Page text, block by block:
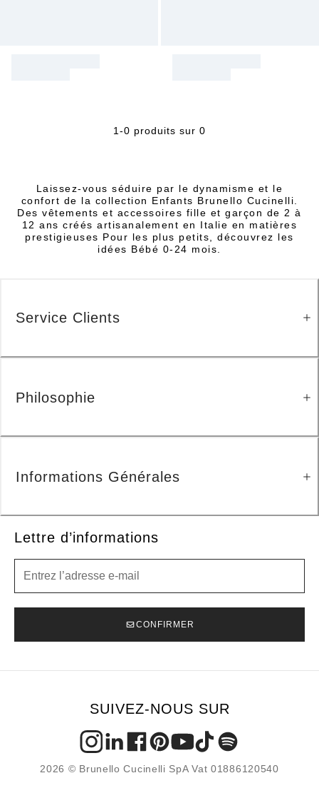
1-0 produits sur 0
Laissez-vous séduire par le dynamisme et le
confort de la collection Enfants Brunello Cucinelli.
Des vêtements et accessoires fille et garçon de 2 à
12 ans créés artisanalement en Italie en matières
prestigieuses Pour les plus petits, découvrez les
idées Bébé 0-24 mois.
Lettre d’informations
CONFIRMER
Service Clients
Philosophie
Informations Générales
SUIVEZ-NOUS SUR
2026 © Brunello Cucinelli SpA Vat 01886120540